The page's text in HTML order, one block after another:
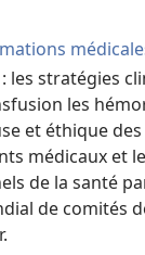
les stratégies
les
et éthique des
médicaux et
de la santé
de comités